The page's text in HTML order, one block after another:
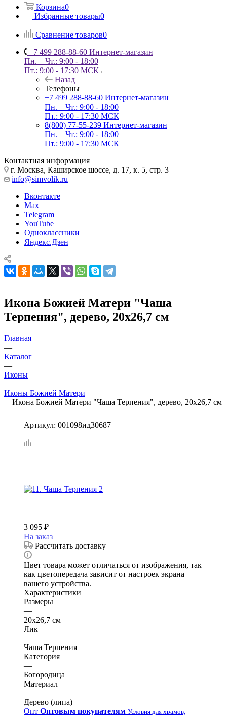
Корзина0
Избранные товары0
Сравнение товаров0
+7 499 288-88-60 Интернет-магазин
Пн. – Чт.: 9:00 - 18:00
Пт.: 9:00 - 17:30 МСК
Назад
Телефоны
+7 499 288-88-60 Интернет-магазин
Пн. – Чт.: 9:00 - 18:00
Пт.: 9:00 - 17:30 МСК
8(800) 77-55-239 Интернет-магазин
Пн. – Чт.: 9:00 - 18:00
Пт.: 9:00 - 17:30 МСК
Контактная информация
г. Москва, Каширское шоссе, д. 17, к. 5, стр. 3
info@simvolik.ru
Вконтакте
Max
Telegram
YouTube
Одноклассники
Яндекс.Дзен
Икона Божией Матери "Чаша
Терпения", дерево, 20х26,7 см
Главная
—
Каталог
—
Иконы
—
Иконы Божией Матери
—Икона Божией Матери "Чаша Терпения", дерево, 20х26,7 см
Артикул: 001098ид30687
3 095 ₽
На заказ
Рассчитать доставку
Цвет товара может отличаться от изображения, так
как цветопередача зависит от настроек экрана
вашего устройства.
Характеристики
Размеры
—
20х26,7 см
Лик
—
Чаша Терпения
Категория
—
Богородица
Материал
—
Дерево (липа)
Опт Оптовым покупателям Условия для храмов,